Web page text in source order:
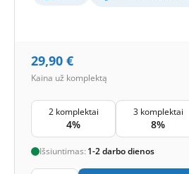
29,90 €
Kaina už komplektą
2 komplektai
4%
3 komplektai
8%
Išsiuntimas: 1-2 darbo dienos